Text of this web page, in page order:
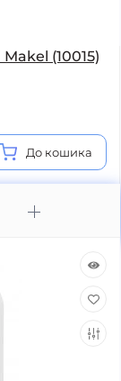
(10015)
До кошика